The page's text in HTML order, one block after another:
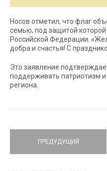
Носов отметил, что флаг
семью, под защитой
Российской Федерации.
добра и счастья! С
Это заявление
поддерживать патриотизм
региона.
ПРЕДУДУЩИЙ